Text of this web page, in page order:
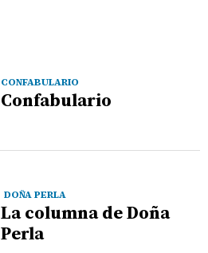
CONFABULARIO
Confabulario
DOÑA PERLA
La columna de Doña
Perla